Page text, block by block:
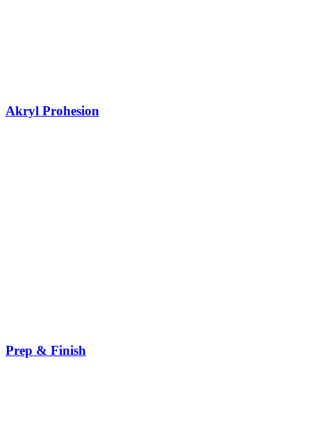
Akryl Prohesion
Prep & Finish